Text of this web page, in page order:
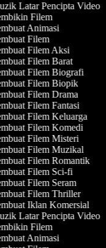
Latar Pencipta Video
Filem
Animasi
Filem
Filem Aksi
Filem Barat
Filem Biografi
Filem Biopik
Filem Drama
Filem Fantasi
Filem Keluarga
Filem Komedi
Filem Misteri
Filem Muzikal
Filem Romantik
Filem Sci-fi
Filem Seram
Filem Thriller
Iklan Komersial
Latar Pencipta Video
Filem
Animasi